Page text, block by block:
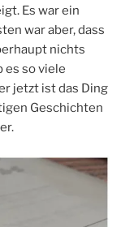
Es war ein
war aber, dass
nichts
es so viele
jetzt ist das Ding
Geschichten